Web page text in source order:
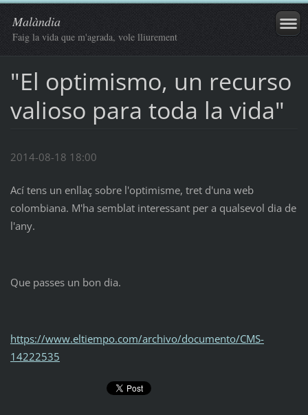
Malàndia
Faig la vida que m'agrada, vole lliurement
"El optimismo, un recurso
valioso para toda la vida"
2014-08-18 18:00
Ací tens un enllaç sobre l'optimisme, tret d'una web
colombiana. M'ha semblat interessant per a qualsevol dia de
l'any.
Que passes un bon dia.
https://www.eltiempo.com/archivo/documento/CMS-
14222535